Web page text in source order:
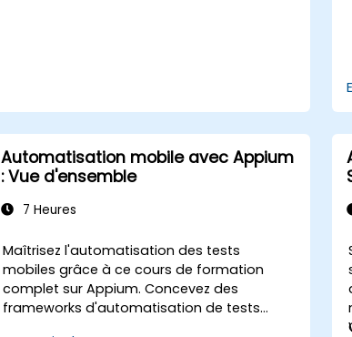
Automatisation mobile avec Appium
: Vue d'ensemble
7 Heures
Maîtrisez l'automatisation des tests
mobiles grâce à ce cours de formation
complet sur Appium. Concevez des
frameworks d'automatisation de tests